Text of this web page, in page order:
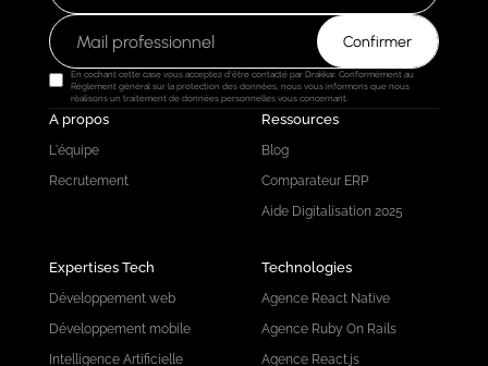
En cochant cette case vous acceptez d'être contacté par Drakkar. Conformément au
Règlement général sur la protection des données, nous vous informons que nous
réalisons un traitement de données personnelles vous concernant.
A propos
L'équipe
Recrutement
Ressources
Blog
Comparateur ERP
Aide Digitalisation 2025
Expertises Tech
Développement web
Développement mobile
Intelligence Artificielle
Technologies
Agence React Native
Agence Ruby On Rails
Agence React.js